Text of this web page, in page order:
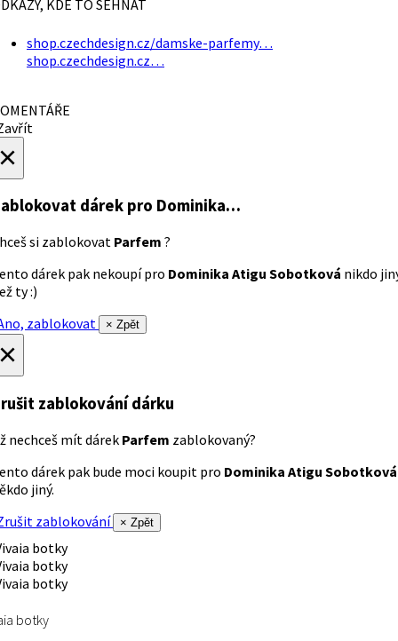
KDE TO SEHNAT
shop.czechdesign.cz/damske-parfemy…
shop.czechdesign.cz…
dárek pro Dominika…
si zablokovat Parfem ?
dárek pak nekoupí pro Dominika Atigu Sobotková nikdo
ty :)
zablokovat
× Zpět
zablokování dárku
nechceš mít dárek Parfem zablokovaný?
dárek pak bude moci koupit pro Dominika Atigu Sobotková
jiný.
zablokování
× Zpět
botky